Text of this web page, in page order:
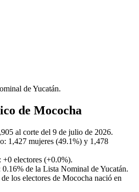
de Yucatán.
de Mococha
al corte del 9 de julio de 2026.
1,427 mujeres (49.1%) y 1,478
+0 electores (+0.0%).
0.16% de la Lista Nominal de Yucatán.
los electores de Mococha nació en